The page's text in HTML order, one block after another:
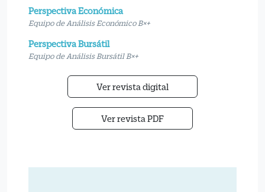
Perspectiva Económica
Equipo de Análisis Económico B×+
Perspectiva Bursátil
Equipo de Análisis Bursátil B×+
Ver revista digital
Ver revista PDF